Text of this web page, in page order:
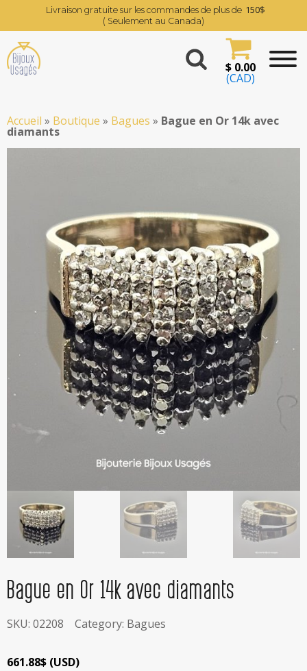
Livraison gratuite sur les commandes de plus de 150$
( Seulement au Canada)
$0.00
(CAD)
Accueil » Boutique » Bagues » Bague en Or 14k avec
diamants
Bague en Or 14k avec diamants
SKU: 02208 Category: Bagues
661.88$ (USD)